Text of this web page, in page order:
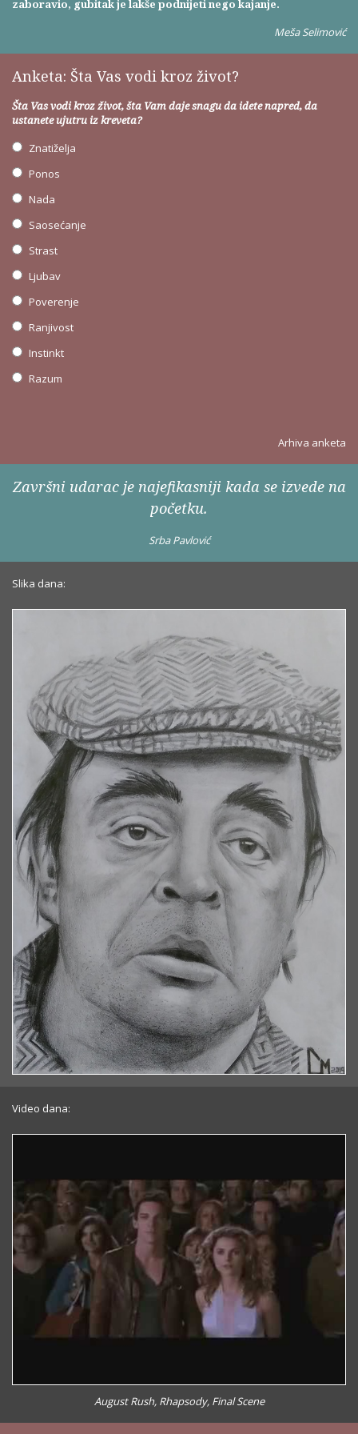
zaboravio, gubitak je lakše podnijeti nego kajanje.
Meša Selimović
Anketa: Šta Vas vodi kroz život?
Šta Vas vodi kroz život, šta Vam daje snagu da idete napred, da
ustanete ujutru iz kreveta?
Znatiželja
Ponos
Nada
Saosećanje
Strast
Ljubav
Poverenje
Ranjivost
Instinkt
Razum
Arhiva anketa
Završni udarac je najefikasniji kada se izvede na
početku.
Srba Pavlović
Slika dana:
Video dana:
August Rush, Rhapsody, Final Scene